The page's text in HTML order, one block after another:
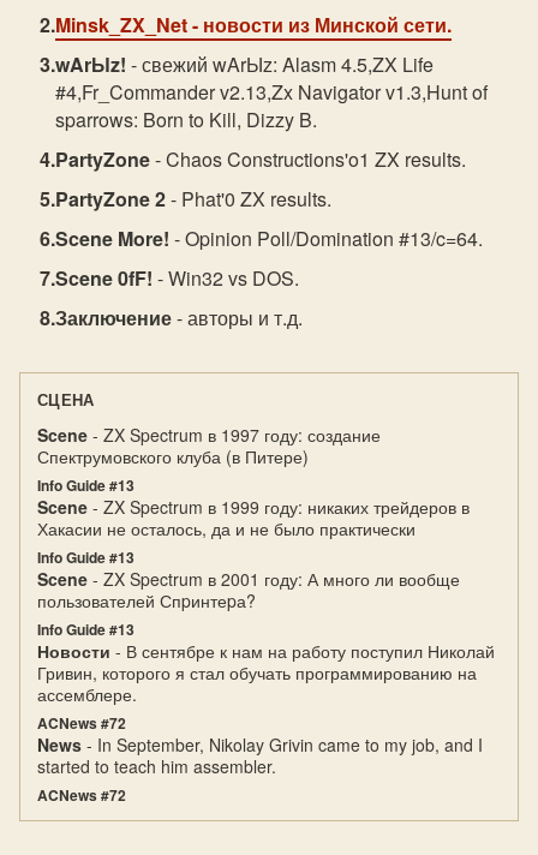
Minsk_ZX_Net- новости из Минской сети.
wArЫz! - свежий wArЫz: Alasm 4.5,ZX Life
#4,Fr_Commander v2.13,Zx Navigator v1.3,Hunt of
sparrows: Born to Kill, Dizzy B.
PartyZone- Chaos Constructions'o1 ZX results.
PartyZone 2- Phat'0 ZX results.
Scene More! - Opinion Poll/Domination #13/c=64.
Scene 0fF! - Win32 vs DOS.
Заключение- авторы и т.д.
СЦЕНА
Scene - ZX Spectrum в 1997 году: создание
Спектрумовского клуба (в Питере)
Info Guide #13
Scene - ZX Spectrum в 1999 году: никаких трейдеров в
Хакасии не осталось, да и не было практически
Info Guide #13
Scene - ZX Spectrum в 2001 году: А много ли вообще
пользователей Спpинтеpа?
Info Guide #13
Новости - В сентябре к нам на работу поступил Николай
Гривин, которого я стал обучать программированию на
ассемблере.
ACNews #72
News - In September, Nikolay Grivin came to my job, and I
started to teach him assembler.
ACNews #72